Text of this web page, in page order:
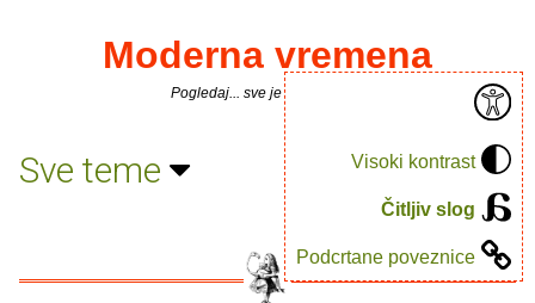
Visoki kontrast
Čitljiv slog
Podcrtane poveznice
Moderna vremena
Pogledaj... sve je puno knjiga.
Sve teme